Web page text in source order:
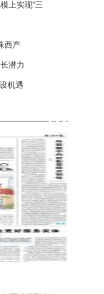
上实现“三
西产
潜力
机遇